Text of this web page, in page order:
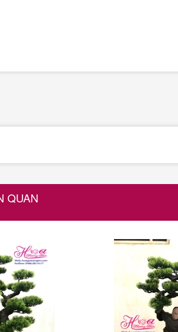
QUAN